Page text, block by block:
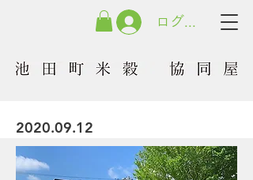
ログイン
2020.09.12